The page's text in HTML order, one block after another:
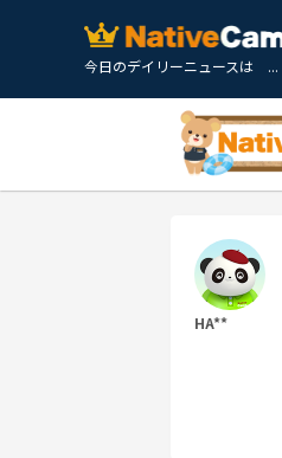
今日のデイリーニュースは ...
HA**